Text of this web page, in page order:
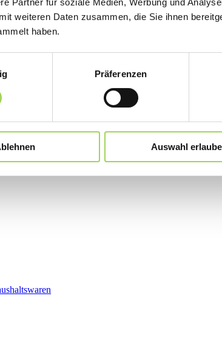
weiteren Daten zusammen, die Sie ihnen
haben.
Präferenzen
Auswahl